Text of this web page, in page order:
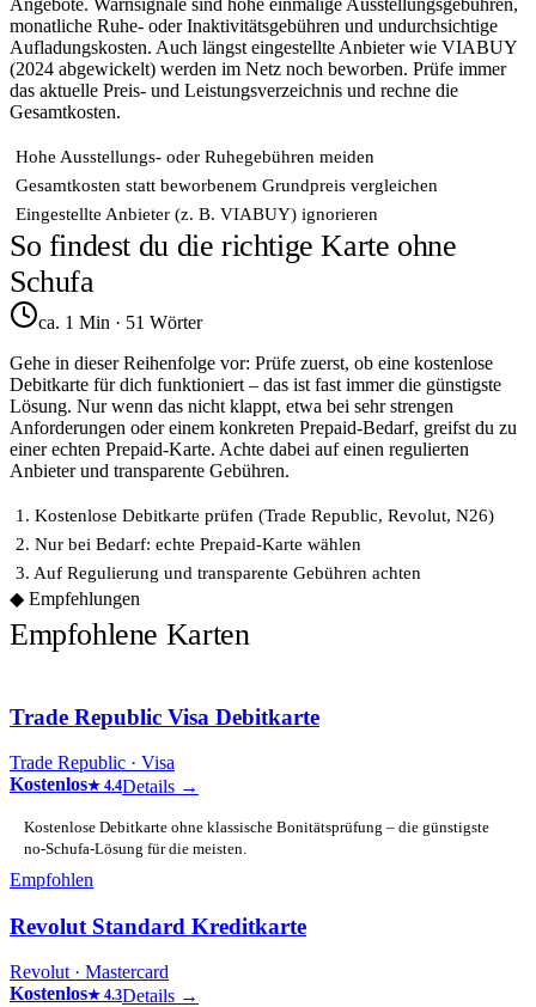
monatliche Ruhe- oder Inaktivitätsgebühren und undurchsichtige
Aufladungskosten. Auch längst eingestellte Anbieter wie VIABUY
(2024 abgewickelt) werden im Netz noch beworben. Prüfe immer
das aktuelle Preis- und Leistungsverzeichnis und rechne die
Gesamtkosten.
Hohe Ausstellungs- oder Ruhegebühren meiden
Gesamtkosten statt beworbenem Grundpreis vergleichen
Eingestellte Anbieter (z. B. VIABUY) ignorieren
So findest du die richtige Karte ohne
Schufa
ca. 1 Min · 51 Wörter
Gehe in dieser Reihenfolge vor: Prüfe zuerst, ob eine kostenlose
Debitkarte für dich funktioniert – das ist fast immer die günstigste
Lösung. Nur wenn das nicht klappt, etwa bei sehr strengen
Anforderungen oder einem konkreten Prepaid-Bedarf, greifst du zu
einer echten Prepaid-Karte. Achte dabei auf einen regulierten
Anbieter und transparente Gebühren.
1. Kostenlose Debitkarte prüfen (Trade Republic, Revolut, N26)
2. Nur bei Bedarf: echte Prepaid-Karte wählen
3. Auf Regulierung und transparente Gebühren achten
◆ Empfehlungen
Empfohlene Karten
Trade Republic Visa Debitkarte
Trade Republic · Visa
Kostenlos★ 4.4Details →
Kostenlose Debitkarte ohne klassische Bonitätsprüfung – die günstigste
no-Schufa-Lösung für die meisten.
Empfohlen
Revolut Standard Kreditkarte
Revolut · Mastercard
Kostenlos★ 4.3Details →